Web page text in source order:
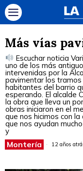
Más vías
Escuchar noticia
uno de los más
intervenidas por la
pavimentar los
habitantes del barrio
esperando. El alcalde
la obra que lleva un
obras iniciaron en el
que nos hicimos con
que nos ayudan
y
Montería 12 años